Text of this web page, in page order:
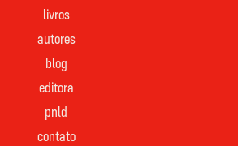
livros
autores
blog
editora
pnld
contato